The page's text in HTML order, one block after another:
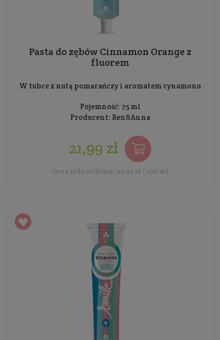
Pasta do zębów Cinnamon Orange z
fluorem
W tubce z nutą pomarańczy i aromatem cynamonu
Pojemność: 75 ml
Producent: Ben&Anna
21,99 zł
Cena jednostkowa: 29,32 zł / 100 ml